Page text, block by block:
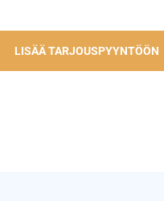
LISÄÄ TARJOUSPYYNTÖÖN